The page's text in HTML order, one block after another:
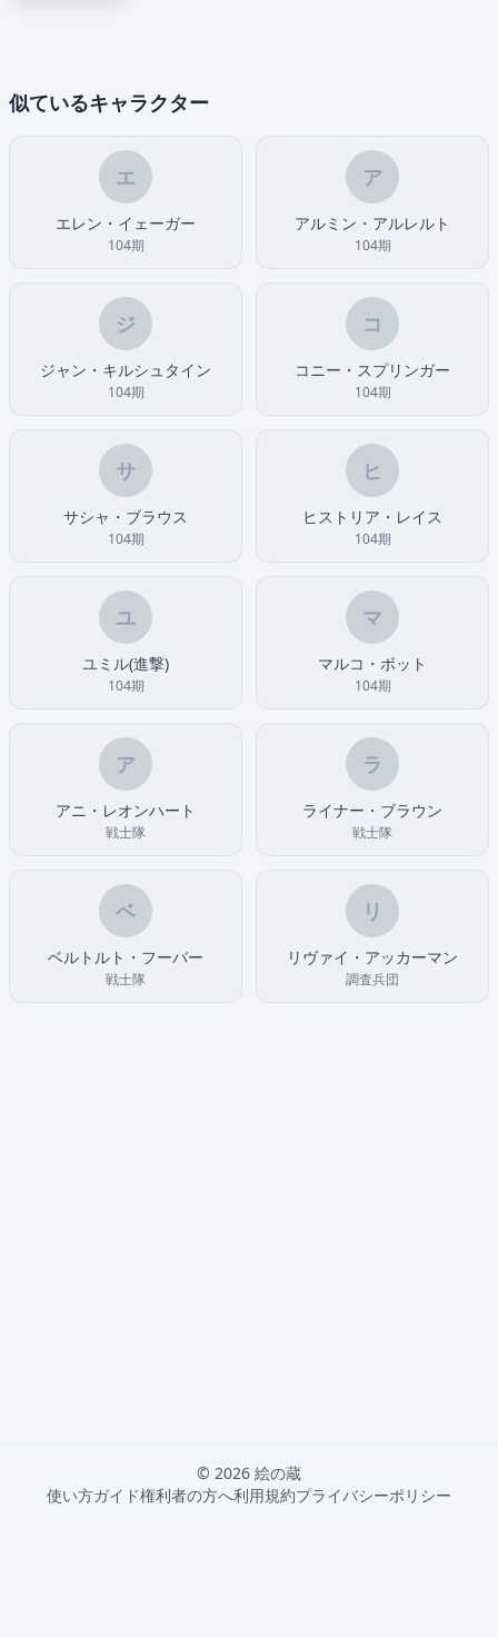
似ているキャラクター
エ
エレン・イェーガー
104期
ア
アルミン・アルレルト
104期
ジ
ジャン・キルシュタイン
104期
コ
コニー・スプリンガー
104期
サ
サシャ・ブラウス
104期
ヒ
ヒストリア・レイス
104期
ユ
ユミル(進撃)
104期
マ
マルコ・ボット
104期
ア
アニ・レオンハート
戦士隊
ラ
ライナー・ブラウン
戦士隊
ベ
ベルトルト・フーバー
戦士隊
リ
リヴァイ・アッカーマン
調査兵団
© 2026 絵の蔵
使い方ガイド権利者の方へ利用規約プライバシーポリシー